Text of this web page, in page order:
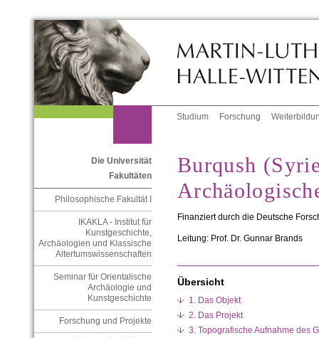
Studium Forschung
Die Universität
Fakultäten
Philosophische Fakultät I
IKAKLA - Institut für
Kunstgeschichte,
Archäologien und Klassische
Altertumswissenschaften
Seminar für Orientalische
Archäologie und
Kunstgeschichte
Forschung und Projekte
Burqush
Finanziert durch die Deutsche
Leitung: Prof. Dr. Gunnar Brands
Übersicht
1. Das Objekt
2. Das Projekt
3. Topografische Aufnahme des